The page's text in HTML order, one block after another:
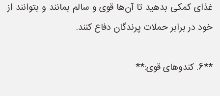
غذای کمکی بدهید تا آن‌ها قوی و سالم بمانند و بتوانند از
خود در برابر حملات پرندگان دفاع کنند.
**6. کندوهای قوی:**